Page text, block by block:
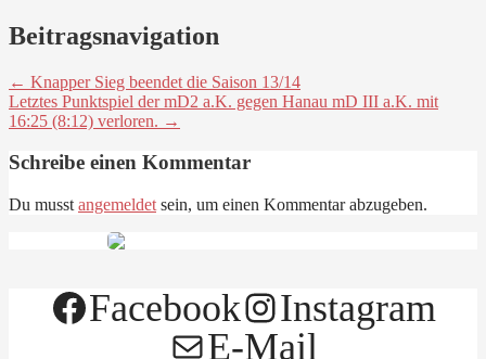
Beitragsnavigation
← Knapper Sieg beendet die Saison 13/14
Letztes Punktspiel der mD2 a.K. gegen Hanau mD III a.K. mit
16:25 (8:12) verloren. →
Schreibe einen Kommentar
Du musst angemeldet sein, um einen Kommentar abzugeben.
Facebook
Instagram
E-Mail